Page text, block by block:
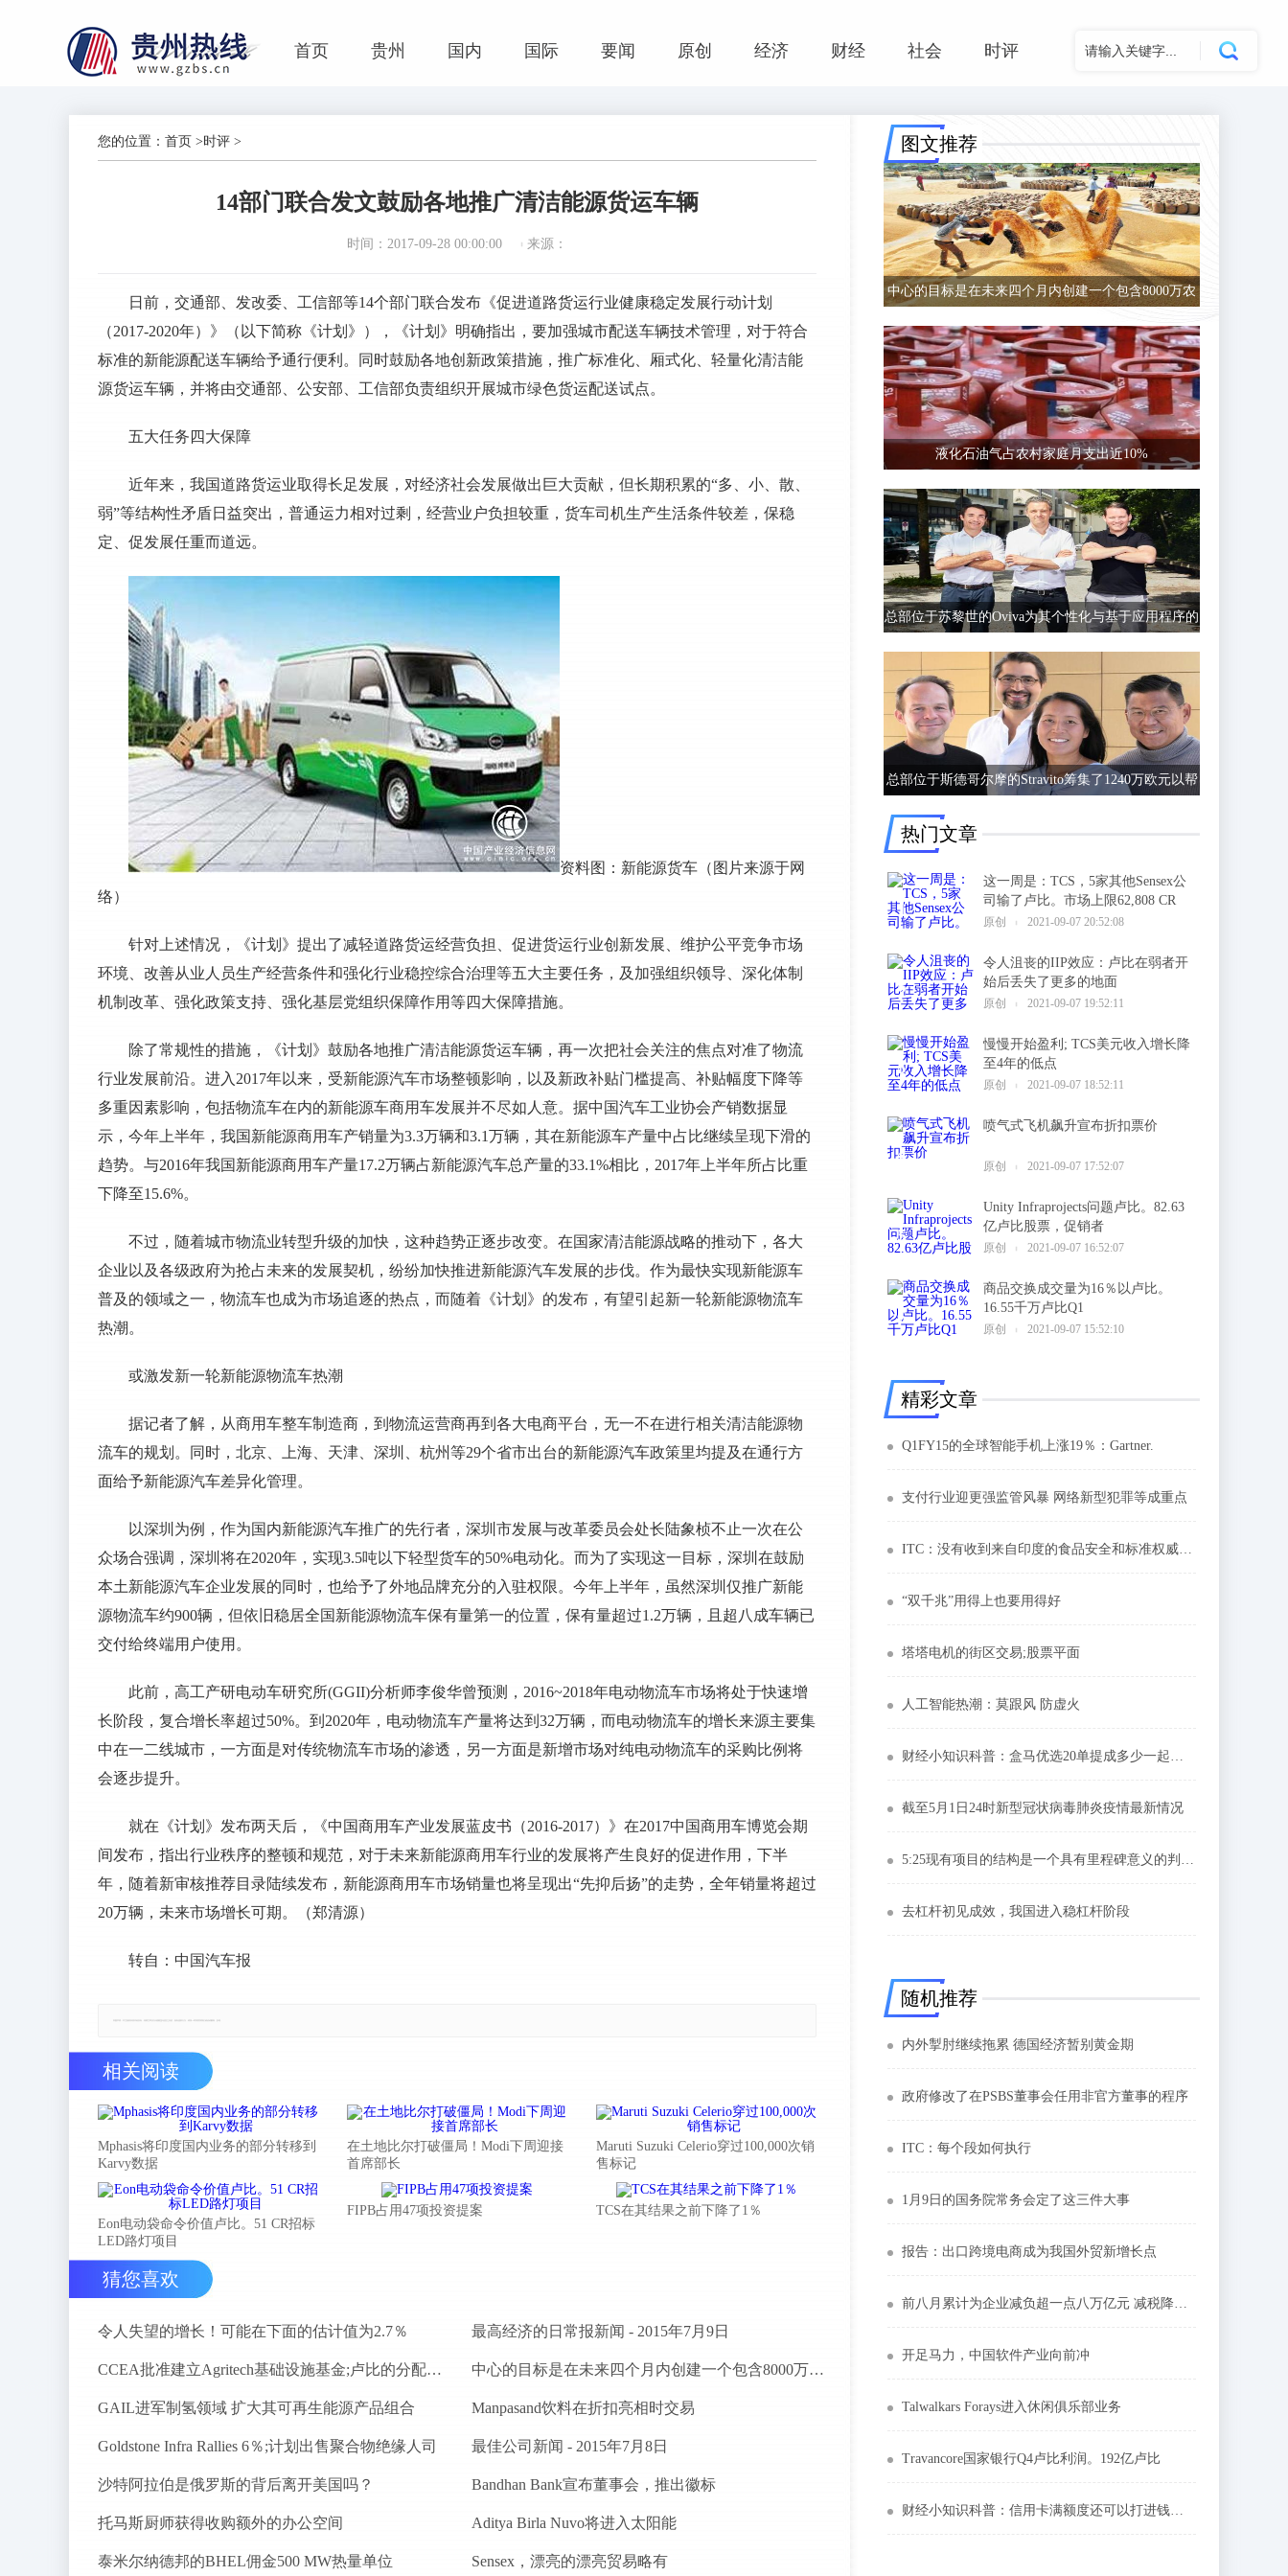
首页 贵州 国内 国际 要闻 原创 经济 财经 社会 时评
您的位置： 首页 >时评 >
14部门联合发文鼓励各地推广清洁能源货运车辆
时间：2017-09-28 00:00:00 来源：
日前，交通部、发改委、工信部等14个部门联合发布《促进道路货运行业健康稳定发展行动计划
（2017-2020年）》（以下简称《计划》），《计划》明确指出，要加强城市配送车辆技术管理，对于符合
标准的新能源配送车辆给予通行便利。同时鼓励各地创新政策措施，推广标准化、厢式化、轻量化清洁能
源货运车辆，并将由交通部、公安部、工信部负责组织开展城市绿色货运配送试点。
五大任务四大保障
近年来，我国道路货运业取得长足发展，对经济社会发展做出巨大贡献，但长期积累的“多、小、散、
弱”等结构性矛盾日益突出，普通运力相对过剩，经营业户负担较重，货车司机生产生活条件较差，保稳
定、促发展任重而道远。
资料图：新能源货车（图片来源于网
络）
针对上述情况，《计划》提出了减轻道路货运经营负担、促进货运行业创新发展、维护公平竞争市场
环境、改善从业人员生产经营条件和强化行业稳控综合治理等五大主要任务，及加强组织领导、深化体制
机制改革、强化政策支持、强化基层党组织保障作用等四大保障措施。
除了常规性的措施，《计划》鼓励各地推广清洁能源货运车辆，再一次把社会关注的焦点对准了物流
行业发展前沿。进入2017年以来，受新能源汽车市场整顿影响，以及新政补贴门槛提高、补贴幅度下降等
多重因素影响，包括物流车在内的新能源车商用车发展并不尽如人意。据中国汽车工业协会产销数据显
示，今年上半年，我国新能源商用车产销量为3.3万辆和3.1万辆，其在新能源车产量中占比继续呈现下滑的
趋势。与2016年我国新能源商用车产量17.2万辆占新能源汽车总产量的33.1%相比，2017年上半年所占比重
下降至15.6%。
不过，随着城市物流业转型升级的加快，这种趋势正逐步改变。在国家清洁能源战略的推动下，各大
企业以及各级政府为抢占未来的发展契机，纷纷加快推进新能源汽车发展的步伐。作为最快实现新能源车
普及的领域之一，物流车也成为市场追逐的热点，而随着《计划》的发布，有望引起新一轮新能源物流车
热潮。
或激发新一轮新能源物流车热潮
据记者了解，从商用车整车制造商，到物流运营商再到各大电商平台，无一不在进行相关清洁能源物
流车的规划。同时，北京、上海、天津、深圳、杭州等29个省市出台的新能源汽车政策里均提及在通行方
面给予新能源汽车差异化管理。
以深圳为例，作为国内新能源汽车推广的先行者，深圳市发展与改革委员会处长陆象桢不止一次在公
众场合强调，深圳将在2020年，实现3.5吨以下轻型货车的50%电动化。而为了实现这一目标，深圳在鼓励
本土新能源汽车企业发展的同时，也给予了外地品牌充分的入驻权限。今年上半年，虽然深圳仅推广新能
源物流车约900辆，但依旧稳居全国新能源物流车保有量第一的位置，保有量超过1.2万辆，且超八成车辆已
交付给终端用户使用。
此前，高工产研电动车研究所(GGII)分析师李俊华曾预测，2016~2018年电动物流车市场将处于快速增
长阶段，复合增长率超过50%。到2020年，电动物流车产量将达到32万辆，而电动物流车的增长来源主要集
中在一二线城市，一方面是对传统物流车市场的渗透，另一方面是新增市场对纯电动物流车的采购比例将
会逐步提升。
就在《计划》发布两天后，《中国商用车产业发展蓝皮书（2016-2017）》在2017中国商用车博览会期
间发布，指出行业秩序的整顿和规范，对于未来新能源商用车行业的发展将产生良好的促进作用，下半
年，随着新审核推荐目录陆续发布，新能源商用车市场销量也将呈现出“先抑后扬”的走势，全年销量将超过
20万辆，未来市场增长可期。（郑清源）
转自：中国汽车报
相关阅读
Mphasis将印度国内业务的部分转移到
Karvy数据
在土地比尔打破僵局！Modi下周迎接
首席部长
Maruti Suzuki Celerio穿过100,000次销
售标记
Eon电动袋命令价值卢比。51 CR招标
LED路灯项目
FIPB占用47项投资提案 TCS在其结果之前下降了1％
猜您喜欢
令人失望的增长！可能在下面的估计值为2.7％ 最高经济的日常报新闻 - 2015年7月9日
CCEA批准建立Agritech基础设施基金;卢比的分配预算。200亿卢比 中心的目标是在未来四个月内创建一个包含8000万农民的数据库
GAIL进军制氢领域 扩大其可再生能源产品组合 Manpasand饮料在折扣亮相时交易
Goldstone Infra Rallies 6％;计划出售聚合物绝缘人司 最佳公司新闻 - 2015年7月8日
沙特阿拉伯是俄罗斯的背后离开美国吗？ Bandhan Bank宣布董事会，推出徽标
托马斯厨师获得收购额外的办公空间 Aditya Birla Nuvo将进入太阳能
泰米尔纳德邦的BHEL佣金500 MW热量单位 Sensex，漂亮的漂亮贸易略有
图文推荐
中心的目标是在未来四个月内创建一个包含8000万农
液化石油气占农村家庭月支出近10%
总部位于苏黎世的Oviva为其个性化与基于应用程序的
总部位于斯德哥尔摩的Stravito筹集了1240万欧元以帮
热门文章
这一周是：TCS，5家其他Sensex公
司输了卢比。市场上限62,808 CR
原创 2021-09-07 20:52:08
1
令人沮丧的IIP效应：卢比在弱者开
始后丢失了更多的地面
原创 2021-09-07 19:52:11
2
慢慢开始盈利; TCS美元收入增长降
至4年的低点
原创 2021-09-07 18:52:11
3
喷气式飞机飙升宣布折扣票价
原创 2021-09-07 17:52:07
4
Unity Infraprojects问题卢比。82.63
亿卢比股票，促销者
原创 2021-09-07 16:52:07
5
商品交换成交量为16％以卢比。
16.55千万卢比Q1
原创 2021-09-07 15:52:10
6
精彩文章
Q1FY15的全球智能手机上涨19％：Gartner.
支付行业迎更强监管风暴 网络新型犯罪等成重点
ITC：没有收到来自印度的食品安全和标准权威的任何沟通
“双千兆”用得上也要用得好
塔塔电机的街区交易;股票平面
人工智能热潮：莫跟风 防虚火
财经小知识科普：盒马优选20单提成多少一起来算算
截至5月1日24时新型冠状病毒肺炎疫情最新情况
5:25现有项目的结构是一个具有里程碑意义的判断：Sunil Kanoria.
去杠杆初见成效，我国进入稳杠杆阶段
随机推荐
内外掣肘继续拖累 德国经济暂别黄金期
政府修改了在PSBS董事会任用非官方董事的程序
ITC：每个段如何执行
1月9日的国务院常务会定了这三件大事
报告：出口跨境电商成为我国外贸新增长点
前八月累计为企业减负超一点八万亿元 减税降费为市场主体添活力
开足马力，中国软件产业向前冲
Talwalkars Forays进入休闲俱乐部业务
Travancore国家银行Q4卢比利润。192亿卢比
财经小知识科普：信用卡满额度还可以打进钱吗当心会有风险